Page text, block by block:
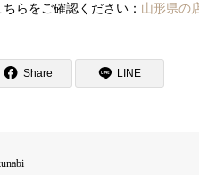
らをご確認ください： 山形県の
Share LINE